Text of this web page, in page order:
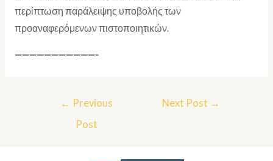
περίπτωση παράλειψης υποβολής των
προαναφερόμενων πιστοποιητικών.
———————————-
← Previous
Post
Next Post →